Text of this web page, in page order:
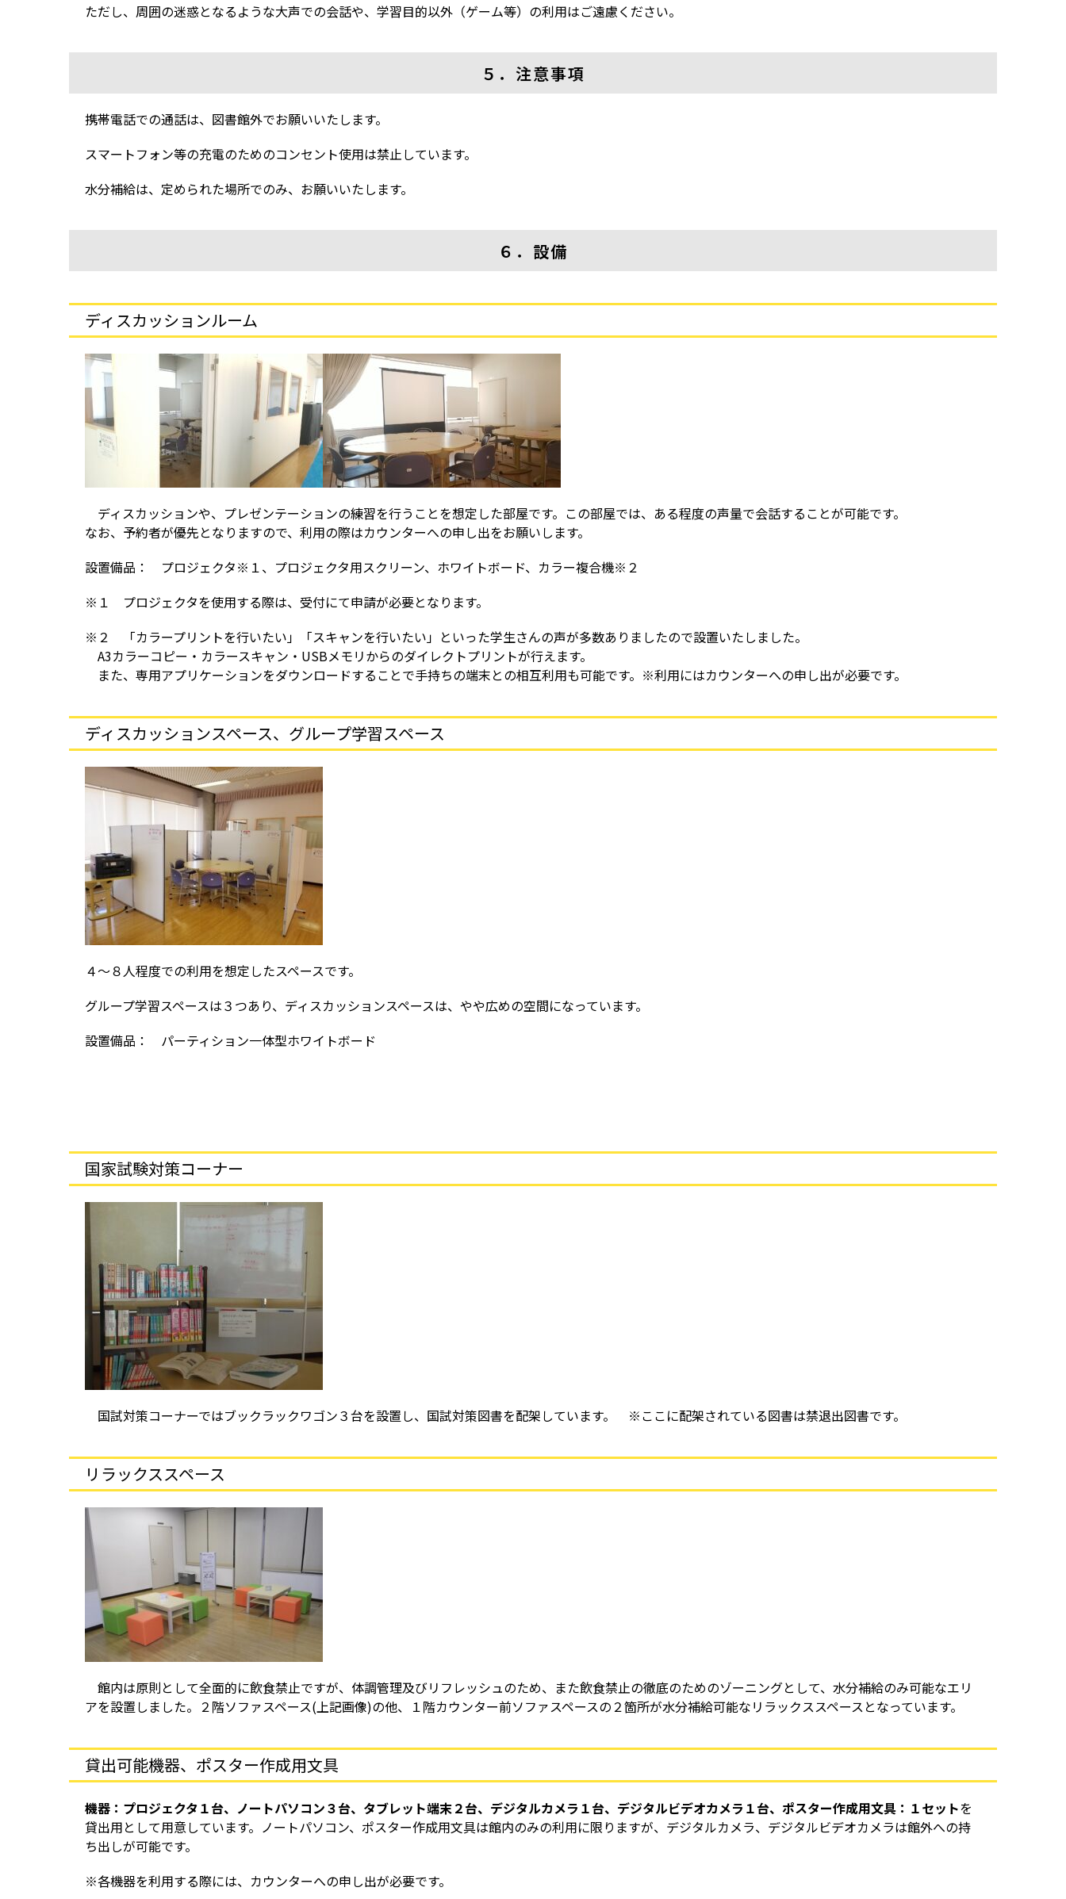
ただし、周囲の迷惑となるような大声での会話や、学習目的以外（ゲーム等）の利用はご遠慮ください。
５．注意事項
携帯電話での通話は、図書館外でお願いいたします。
スマートフォン等の充電のためのコンセント使用は禁止しています。
水分補給は、定められた場所でのみ、お願いいたします。
６．設備
ディスカッションルーム
ディスカッションや、プレゼンテーションの練習を行うことを想定した部屋です。この部屋では、ある程度の声量で会話することが可能です。
なお、予約者が優先となりますので、利用の際はカウンターへの申し出をお願いします。
設置備品： プロジェクタ※１、プロジェクタ用スクリーン、ホワイトボード、カラー複合機※２
※１ プロジェクタを使用する際は、受付にて申請が必要となります。
※２ 「カラープリントを行いたい」「スキャンを行いたい」といった学生さんの声が多数ありましたので設置いたしました。
A3カラーコピー・カラースキャン・USBメモリからのダイレクトプリントが行えます。
また、専用アプリケーションをダウンロードすることで手持ちの端末との相互利用も可能です。※利用にはカウンターへの申し出が必要です。
ディスカッションスペース、グループ学習スペース
４～８人程度での利用を想定したスペースです。
グループ学習スペースは３つあり、ディスカッションスペースは、やや広めの空間になっています。
設置備品： パーティション一体型ホワイトボード
国家試験対策コーナー
国試対策コーナーではブックラックワゴン３台を設置し、国試対策図書を配架しています。 ※ここに配架されている図書は禁退出図書です。
リラックススペース
館内は原則として全面的に飲食禁止ですが、体調管理及びリフレッシュのため、また飲食禁止の徹底のためのゾーニングとして、水分補給のみ可能なエリ
アを設置しました。２階ソファスペース(上記画像)の他、１階カウンター前ソファスペースの２箇所が水分補給可能なリラックススペースとなっています。
貸出可能機器、ポスター作成用文具
機器：プロジェクタ１台、ノートパソコン３台、タブレット端末２台、デジタルカメラ１台、デジタルビデオカメラ１台、ポスター作成用文具：１セットを
貸出用として用意しています。ノートパソコン、ポスター作成用文具は館内のみの利用に限りますが、デジタルカメラ、デジタルビデオカメラは館外への持
ち出しが可能です。
※各機器を利用する際には、カウンターへの申し出が必要です。